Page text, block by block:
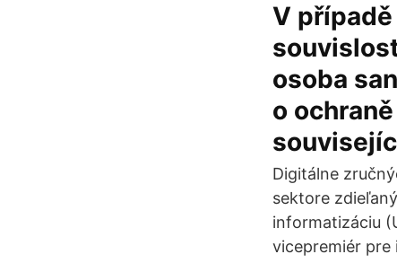
V
osoba
o
Digitálne
sektore
informatizáciu
vicepremiér pre